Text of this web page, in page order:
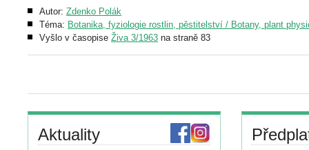
Autor: Zdenko Polák
Téma: Botanika, fyziologie rostlin, pěstitelství / Botany, plant
Vyšlo v časopise Živa 3/1963 na straně 83
Aktuality